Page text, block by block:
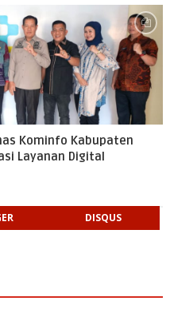
Kominfo Kabupaten
Layanan Digital
DISQUS